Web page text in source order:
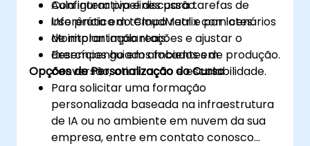
Configurar pipelines para tarefas de
inferência em tempo real e por lotes.
Monitorar implantações e ajustar o
desempenho em ambientes de produção.
Aula interativa e discussão.
Uso prático do CloudMatrix com cenários
de implantação reais.
Exercícios guiados focados em
conversão, otimização e escalabilidade.
Opções de Personalização do Curso
Para solicitar uma formação
personalizada baseada na infraestrutura
de IA ou no ambiente em nuvem da sua
empresa, entre em contato conosco